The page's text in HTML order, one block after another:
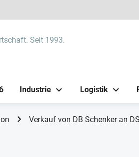
Seit 1993.
Industrie Logistik
Verkauf von DB Schenker an